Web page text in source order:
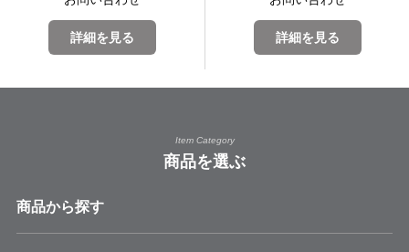
詳細を見る 詳細を見る
Item Category
商品を選ぶ
商品から探す